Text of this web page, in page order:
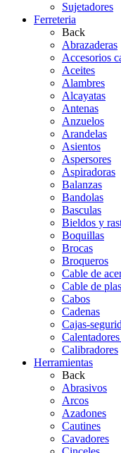
Sujetadores
Ferreteria
Back
Abrazaderas
Accesorios
Aceites
Alambres
Alcayatas
Antenas
Anzuelos
Arandelas
Asientos
Aspersores
Aspiradoras
Balanzas
Bandolas
Basculas
Bieldos y
Boquillas
Brocas
Broqueros
Cable de
Cable de
Cabos
Cadenas
Cajas-
Calibradores
Herramientas
Back
Abrasivos
Arcos
Azadones
Cautines
Cavadores